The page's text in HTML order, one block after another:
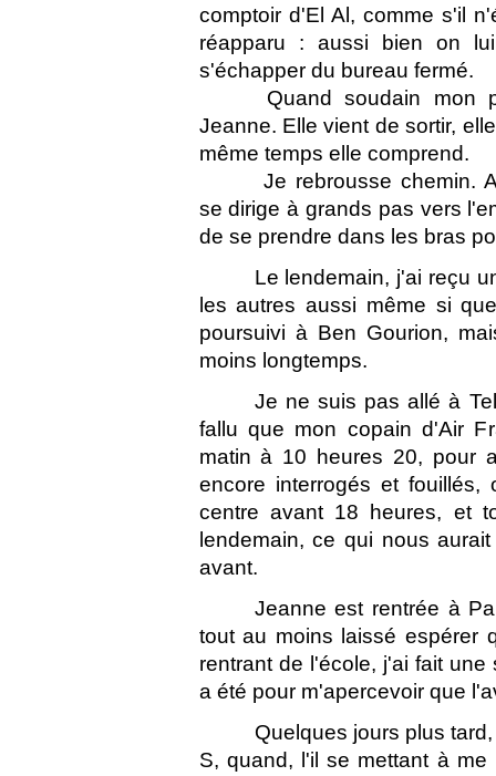
comptoir d'El Al, comme s'il
réapparu : aussi bien on
s'échapper du bureau fermé.
Quand soudain mon
Jeanne. Elle vient de sortir,
même temps elle comprend.
Je rebrousse chemin.
se dirige à grands pas vers
de se prendre dans les bras
Le lendemain, j'ai reçu
les autres aussi même si
poursuivi à Ben Gourion,
moins longtemps.
Je ne suis pas allé à
fallu que mon copain d'Air
matin à 10 heures 20, pour
encore interrogés et
centre avant 18 heures, et
lendemain, ce qui nous
avant.
Jeanne est rentrée à
tout au moins laissé espérer
rentrant de l'école, j'ai fait
a été pour m'apercevoir que
Quelques jours plus
S, quand, l'il se mettant à